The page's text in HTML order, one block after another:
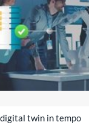
twin in tempo